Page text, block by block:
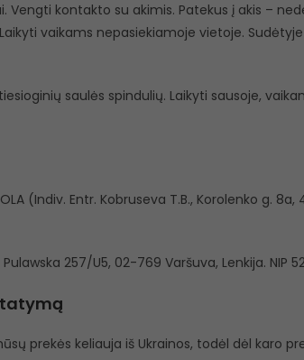
Vengti kontakto su akimis. Patekus į akis –
vaikams nepasiekiamoje vietoje.
saulės spindulių. Laikyti sausoje,
(Indiv. Entr. Kobruseva T.B., Korolenko g.
Pulawska 257/U5, 02-769 Varšuva, Lenkija. NIP
prekės keliauja iš Ukrainos, todėl dėl karo